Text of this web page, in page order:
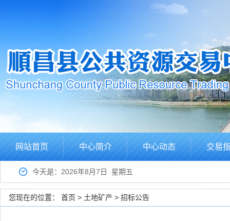
网站首页 中心简介 中心动态 交易
今天是：2026年8月7日 星期五
您现在的位置： 首页 > 土地矿产 > 招标公告